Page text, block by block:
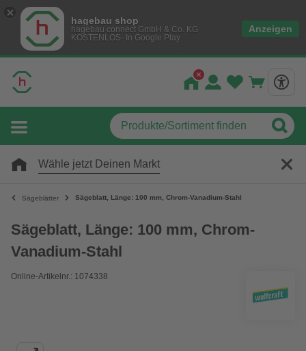
hagebau shop
hagebau connect GmbH & Co. KG
KOSTENLOS- In Google Play
Anzeigen
Wähle jetzt Deinen Markt
Sägeblätter Sägeblatt, Länge: 100 mm, Chrom-Vanadium-Stahl
Sägeblatt, Länge: 100 mm, Chrom-
Vanadium-Stahl
Online-Artikelnr.: 1074338